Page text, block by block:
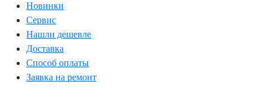
Новинки
Сервис
Нашли дешевле
Доставка
Способ оплаты
Заявка на ремонт